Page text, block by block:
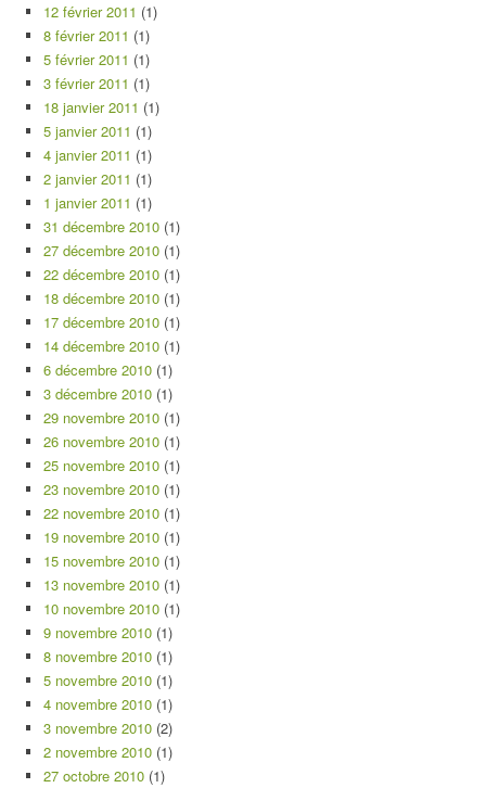
12 février 2011 (1)
8 février 2011 (1)
5 février 2011 (1)
3 février 2011 (1)
18 janvier 2011 (1)
5 janvier 2011 (1)
4 janvier 2011 (1)
2 janvier 2011 (1)
1 janvier 2011 (1)
31 décembre 2010 (1)
27 décembre 2010 (1)
22 décembre 2010 (1)
18 décembre 2010 (1)
17 décembre 2010 (1)
14 décembre 2010 (1)
6 décembre 2010 (1)
3 décembre 2010 (1)
29 novembre 2010 (1)
26 novembre 2010 (1)
25 novembre 2010 (1)
23 novembre 2010 (1)
22 novembre 2010 (1)
19 novembre 2010 (1)
15 novembre 2010 (1)
13 novembre 2010 (1)
10 novembre 2010 (1)
9 novembre 2010 (1)
8 novembre 2010 (1)
5 novembre 2010 (1)
4 novembre 2010 (1)
3 novembre 2010 (2)
2 novembre 2010 (1)
27 octobre 2010 (1)